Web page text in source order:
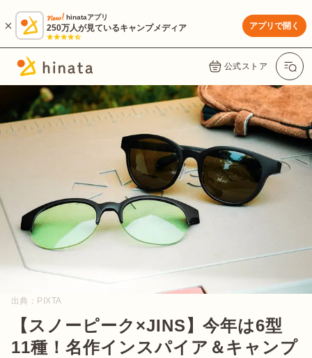
hinataアプリ
250万人が見ているキャンプメディア アプリで開く
公式ストア
出典： PIXTA
【スノーピーク×JINS】今年は6型
11種！名作インスパイア＆キャンプ